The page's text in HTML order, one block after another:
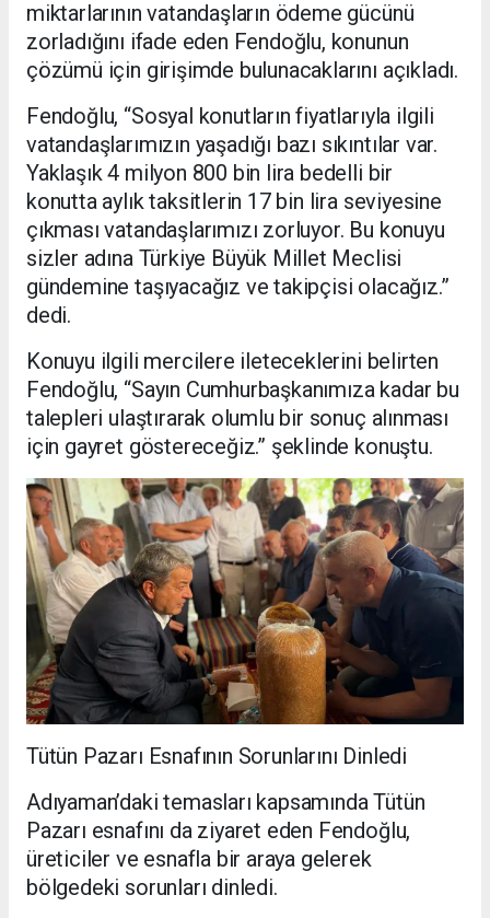
miktarlarının vatandaşların ödeme gücünü
zorladığını ifade eden Fendoğlu, konunun
çözümü için girişimde bulunacaklarını açıkladı.
Fendoğlu, “Sosyal konutların fiyatlarıyla ilgili
vatandaşlarımızın yaşadığı bazı sıkıntılar var.
Yaklaşık 4 milyon 800 bin lira bedelli bir
konutta aylık taksitlerin 17 bin lira seviyesine
çıkması vatandaşlarımızı zorluyor. Bu konuyu
sizler adına Türkiye Büyük Millet Meclisi
gündemine taşıyacağız ve takipçisi olacağız.”
dedi.
Konuyu ilgili mercilere ileteceklerini belirten
Fendoğlu, “Sayın Cumhurbaşkanımıza kadar bu
talepleri ulaştırarak olumlu bir sonuç alınması
için gayret göstereceğiz.” şeklinde konuştu.
Tütün Pazarı Esnafının Sorunlarını Dinledi
Adıyaman’daki temasları kapsamında Tütün
Pazarı esnafını da ziyaret eden Fendoğlu,
üreticiler ve esnafla bir araya gelerek
bölgedeki sorunları dinledi.